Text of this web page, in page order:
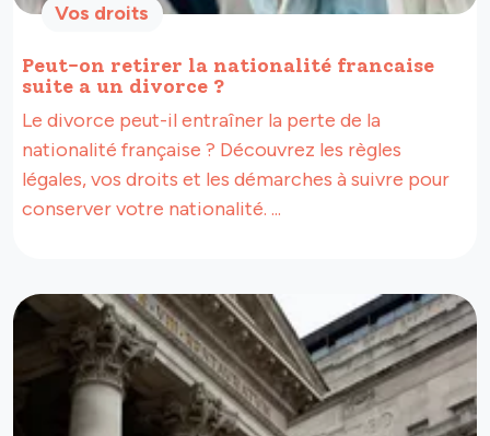
Vos droits
Peut-on retirer la nationalité francaise
suite a un divorce ?
Le divorce peut-il entraîner la perte de la
nationalité française ? Découvrez les règles
légales, vos droits et les démarches à suivre pour
conserver votre nationalité. ...